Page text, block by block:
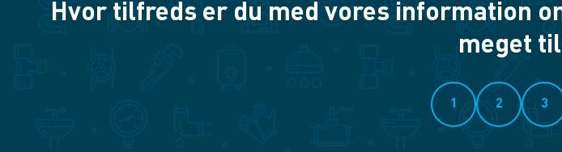
Hvor tilfreds er du med vores information
meget
1 2 3